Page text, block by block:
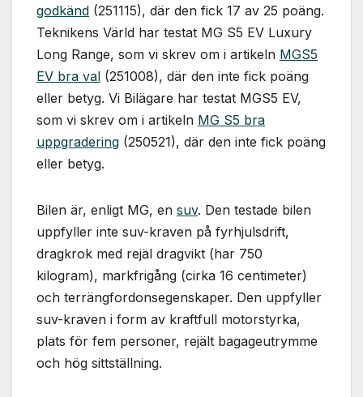
godkänd (251115), där den fick 17 av 25 poäng.
Teknikens Värld har testat MG S5 EV Luxury
Long Range, som vi skrev om i artikeln MGS5
EV bra val (251008), där den inte fick poäng
eller betyg. Vi Bilägare har testat MGS5 EV,
som vi skrev om i artikeln MG S5 bra
uppgradering (250521), där den inte fick poäng
eller betyg.
Bilen är, enligt MG, en suv. Den testade bilen
uppfyller inte suv-kraven på fyrhjulsdrift,
dragkrok med rejäl dragvikt (har 750
kilogram), markfrigång (cirka 16 centimeter)
och terrängfordonsegenskaper. Den uppfyller
suv-kraven i form av kraftfull motorstyrka,
plats för fem personer, rejält bagageutrymme
och hög sittställning.
hur
hemsidan
används.
Marknadsföring
Genom att dela
med dig av dina
intressen och ditt
personligt
anpassat innehåll
och erbjudanden.